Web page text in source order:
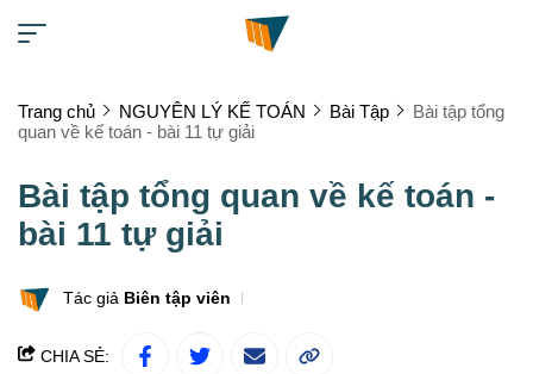
Trang chủ NGUYÊN LÝ KẾ TOÁN Bài Tập
Bài tập tổng
quan về kế toán - bài 11 tự giải
Bài tập tổng quan về kế toán -
bài 11 tự giải
Tác giả Biên tập viên
CHIA SẺ: